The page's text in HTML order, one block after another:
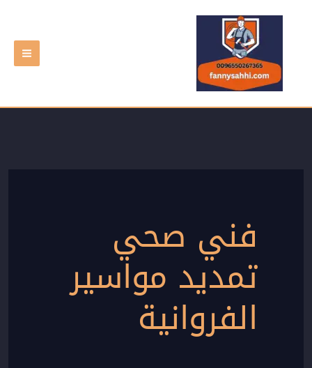
تخطي
المحتوى
فني صحي
تمديد مواسير
الفروانية